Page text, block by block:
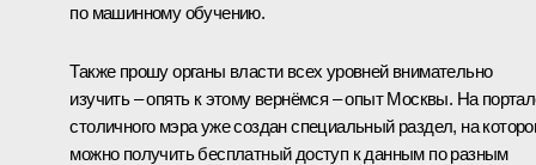
по машинному обучению.
Также прошу органы власти всех уровней внимательно
изучить – опять к этому вернёмся – опыт Москвы. На
столичного мэра уже создан специальный раздел, на
можно получить бесплатный доступ к данным по разным